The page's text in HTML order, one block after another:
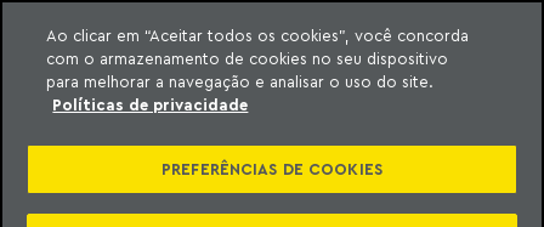
o conteúdo
Machado Meyer
SÉRIE CRISES E
SEGUROS –
Ao clicar em “Aceitar todos os cookies”, você concorda
com o armazenamento de cookies no seu dispositivo
para melhorar a navegação e analisar o uso do site.
Políticas de privacidade
PREFERÊNCIAS DE COOKIES